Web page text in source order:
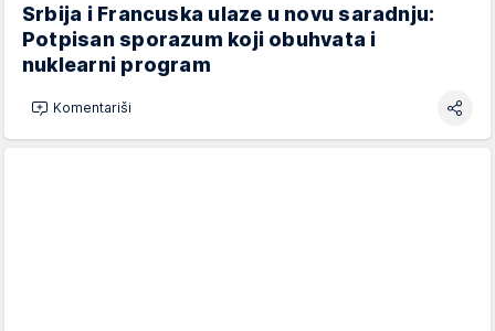
Srbija i Francuska ulaze u novu saradnju:
Potpisan sporazum koji obuhvata i
nuklearni program
Komentariši